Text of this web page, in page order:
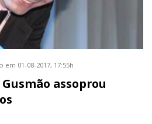
em 01-08-2017, 17:55h
assoprou